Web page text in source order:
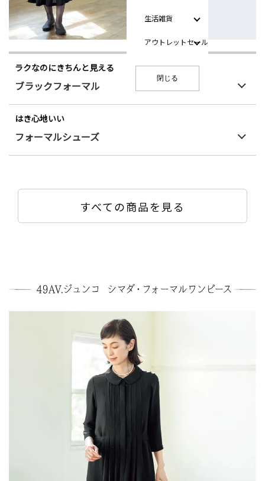
生活雑貨
アウトレットセール
閉じる
ラクなのにきちんと見える
ブラックフォーマル
はき心地いい
フォーマルシューズ
すべての商品を見る